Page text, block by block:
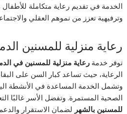
الخدمة في تقديم رعاية متكاملة للأطفال
وترفيهية تعزز من نموهم العقلي
رعاية منزلية للمسنين
توفر خدمةرعاية منزلية للمسنين في
الرعاية، حيث تساعد كبار السن على
وتشمل الخدمة المساعدة في الأنشطة
الصحية المستمرة. وتفضل الأسر غالبًا
للمسنين بالشهر لضمان الاستقرار